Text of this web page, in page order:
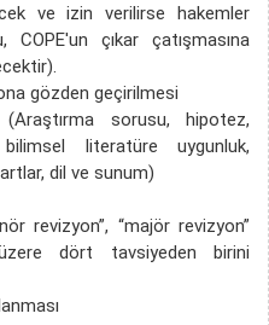
ve izin verilirse hakemler
COPE'un çıkar çatışmasına
gözden geçirilmesi
sorusu, hipotez,
literatüre uygunluk,
dil ve sunum)
revizyon”, “majör revizyon”
dört tavsiyeden birini